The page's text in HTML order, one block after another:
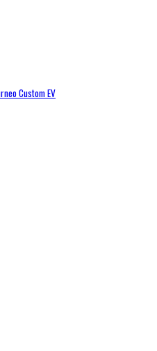
Custom EV